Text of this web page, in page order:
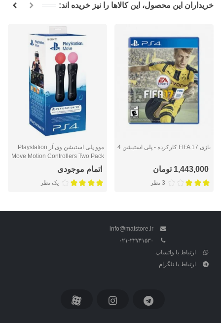
خریداران این محصول، این کالاها را نیز خریده اند:
بازی FIFA 17 کارکرده - پلی استیشن 4
1,443,000 تومان
3 نظر
موو پلی استیشن وی آر Playstation
Move Motion Controllers Two Pack
اتمام موجودی
یک نظر
info@matstore.ir
۰۲۱-۲۲۷۴۱۵۳۰
ارتباط با واتساپ
ارتباط با تلگرام